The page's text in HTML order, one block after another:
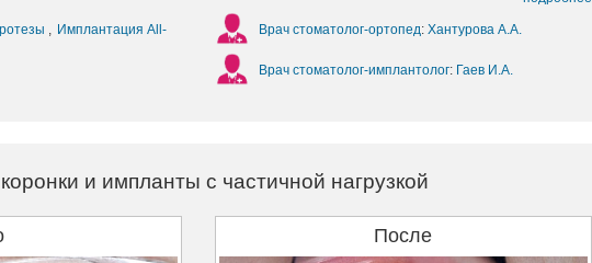
, Имплантация All-
Врач стоматолог-ортопед: Хантурова А.А.
Врач стоматолог-имплантолог: Гаев И.А.
и импланты с частичной нагрузкой
После